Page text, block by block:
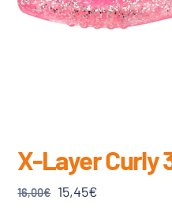
X-Layer Curly
16,00€ Le
15,45€Le